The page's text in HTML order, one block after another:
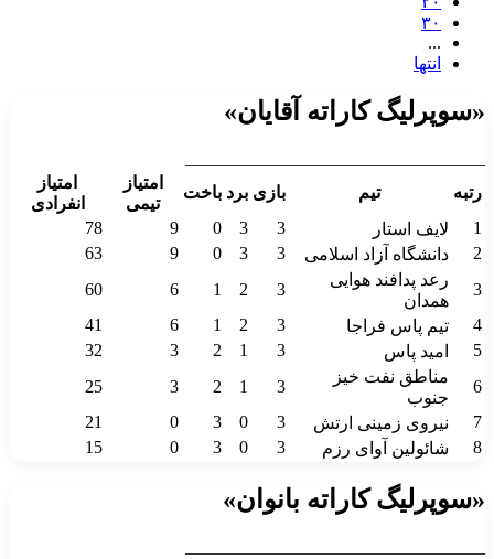
۳۰
...
انتها
«سوپرلیگ کاراته آقایان»
رتبه
تیم بازی برد باخت
امتیاز
تیمی
امتیاز
انفرادی
1
لایف استار 3
3
0
9
78
2
دانشگاه آزاد اسلامی 3
3
0
9
63
3
رعد پدافند هوایی
همدان
3
2
1
6
60
4
تیم پاس فراجا 3
2
1
6
41
5
امید پاس 3
1
2
3
32
6
مناطق نفت خیز
جنوب
3
1
2
3
25
7
نیروی زمینی ارتش 3
0
3
0
21
8
شائولین آوای رزم 3
0
3
0
15
«سوپرلیگ کاراته بانوان»